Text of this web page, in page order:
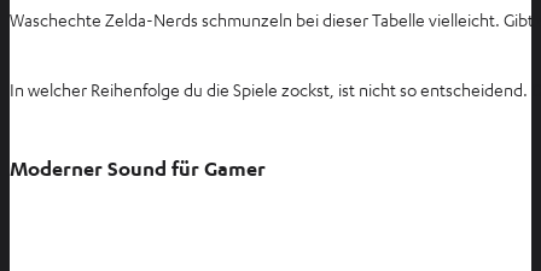
Waschechte Zelda-Nerds schmunzeln bei dieser Tabelle vielleicht. Gibt
In welcher Reihenfolge du die Spiele zockst, ist nicht so
Moderner Sound für Gamer